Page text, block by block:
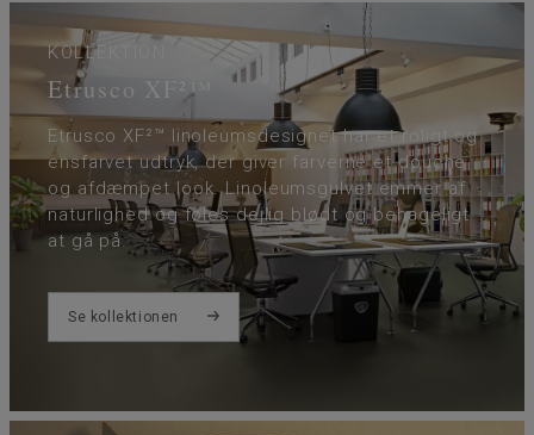
KOLLEKTION
Etrusco XF²™
Etrusco XF²™ linoleumsdesignet har et roligt og
ensfarvet udtryk, der giver farverne et douche
og afdæmpet look. Linoleumsgulvet emmer af
naturlighed og føles dejlig blødt og behageligt
at gå på.
Se kollektionen